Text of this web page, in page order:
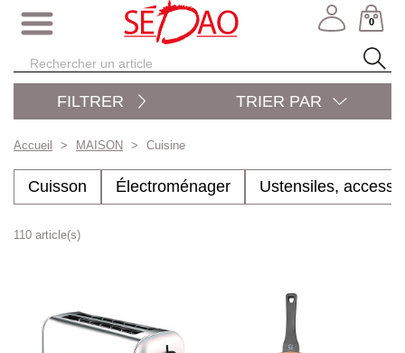
0
FILTRER TRIER PAR
Accueil MAISON Cuisine
Cuisson Électroménager Ustensiles,
110 article(s)